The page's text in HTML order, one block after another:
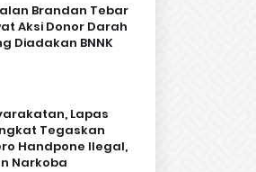
Brandan Tebar
Aksi Donor Darah
Diadakan BNNK
Lapas
Tegaskan
Handpone llegal,
Narkoba